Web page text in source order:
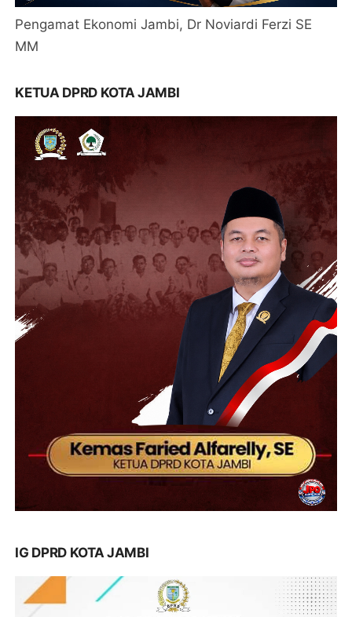
Pengamat Ekonomi Jambi, Dr Noviardi Ferzi SE
MM
KETUA DPRD KOTA JAMBI
IG DPRD KOTA JAMBI